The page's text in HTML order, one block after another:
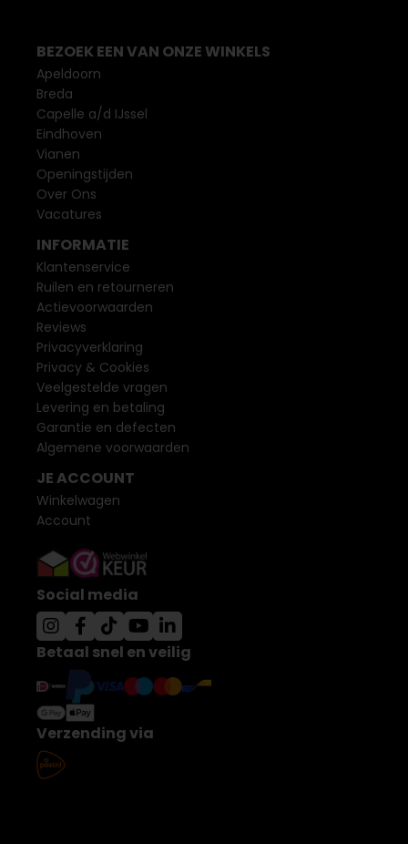
BEZOEK EEN VAN ONZE WINKELS
Apeldoorn
Breda
Capelle a/d IJssel
Eindhoven
Vianen
Openingstijden
Over Ons
Vacatures
INFORMATIE
Klantenservice
Ruilen en retourneren
Actievoorwaarden
Reviews
Privacyverklaring
Privacy & Cookies
Veelgestelde vragen
Levering en betaling
Garantie en defecten
Algemene voorwaarden
JE ACCOUNT
Winkelwagen
Account
Social media
Betaal snel en veilig
Verzending via